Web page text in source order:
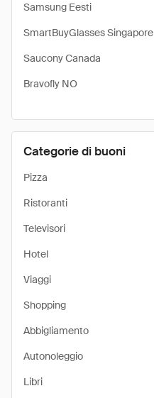
Samsung Eesti
SmartBuyGlasses Singapore
Saucony Canada
Bravofly NO
Categorie di buoni
Pizza
Ristoranti
Televisori
Hotel
Viaggi
Shopping
Abbigliamento
Autonoleggio
Libri